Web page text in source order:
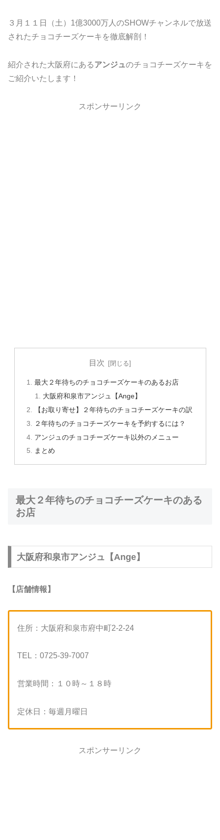
３月１１日（土）1億3000万人のSHOWチャンネルで放送
されたチョコチーズケーキを徹底解剖！
紹介された大阪府にあるアンジュのチョコチーズケーキを
ご紹介いたします！
スポンサーリンク
目次
最大２年待ちのチョコチーズケーキのあるお店
大阪府和泉市アンジュ【Ange】
【お取り寄せ】２年待ちのチョコチーズケーキの訳
２年待ちのチョコチーズケーキを予約するには？
アンジュのチョコチーズケーキ以外のメニュー
まとめ
最大２年待ちのチョコチーズケーキのある
お店
大阪府和泉市アンジュ【Ange】
【店舗情報】
住所：大阪府和泉市府中町2-2-24
TEL：0725-39-7007
営業時間：１０時～１８時
定休日：毎週月曜日
スポンサーリンク